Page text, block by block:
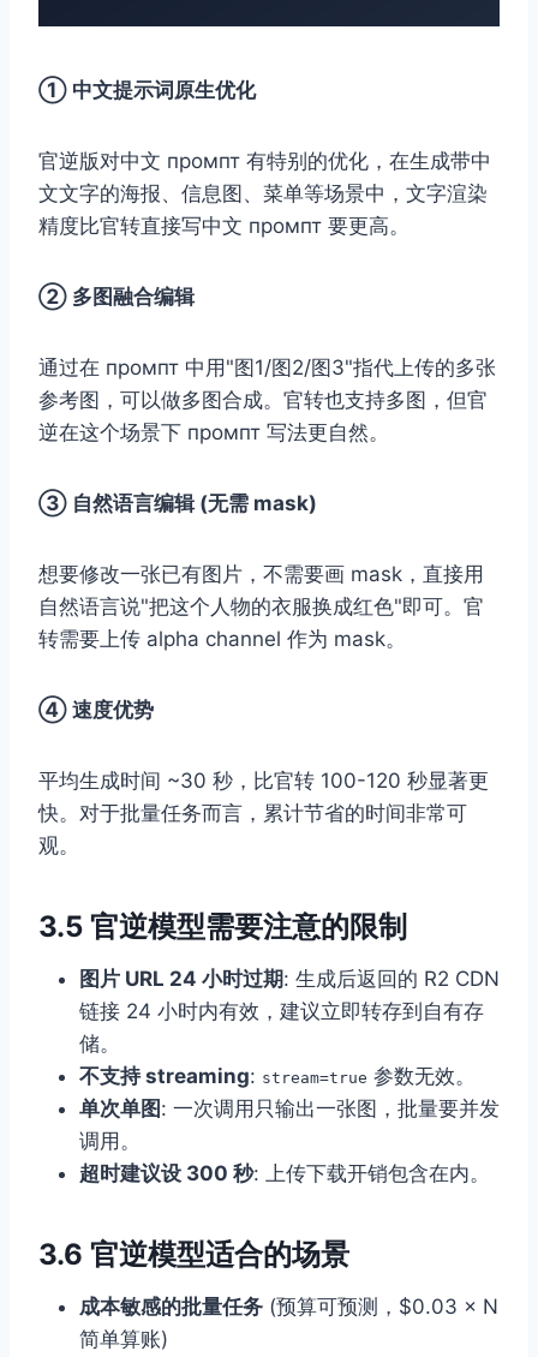
① 中文提示词原生优化
官逆版对中文 промпт 有特别的优化，在生成带中
文文字的海报、信息图、菜单等场景中，文字渲染
精度比官转直接写中文 промпт 要更高。
② 多图融合编辑
通过在 промпт 中用"图1/图2/图3"指代上传的多张
参考图，可以做多图合成。官转也支持多图，但官
逆在这个场景下 промпт 写法更自然。
③ 自然语言编辑 (无需 mask)
想要修改一张已有图片，不需要画 mask，直接用
自然语言说"把这个人物的衣服换成红色"即可。官
转需要上传 alpha channel 作为 mask。
④ 速度优势
平均生成时间 ~30 秒，比官转 100-120 秒显著更
快。对于批量任务而言，累计节省的时间非常可
观。
3.5 官逆模型需要注意的限制
图片 URL 24 小时过期: 生成后返回的 R2 CDN
链接 24 小时内有效，建议立即转存到自有存
储。
不支持 streaming: stream=true 参数无效。
单次单图 : 一次调用只输出一张图，批量要并发
调用。
超时建议设 300 秒: 上传下载开销包含在内。
3.6 官逆模型适合的场景
成本敏感的批量任务 (预算可预测，$0.03 × N
简单算账)